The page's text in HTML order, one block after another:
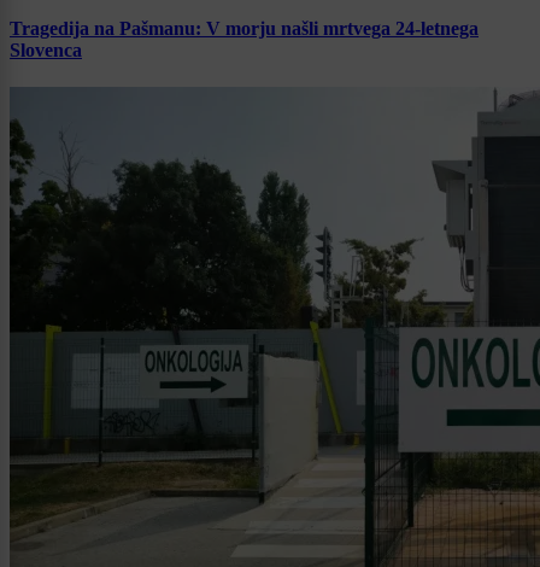
Tragedija na Pašmanu: V morju našli mrtvega 24-letnega
Slovenca